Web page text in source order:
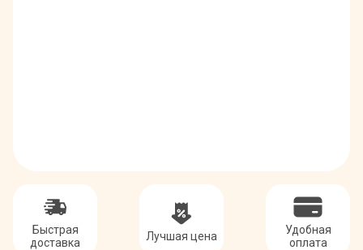
Быстрая
доставка
Лучшая цена
Удобная
оплата